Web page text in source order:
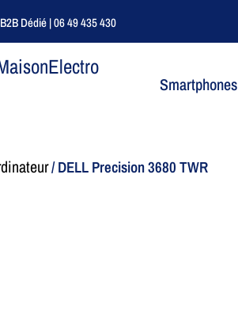
Dédié | 06 49 435 430
Smartphones
/ DELL Precision 3680 TWR